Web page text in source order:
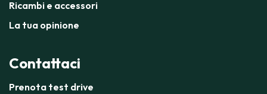
Ricambi e accessori
La tua opinione
Contattaci
Prenota test drive